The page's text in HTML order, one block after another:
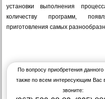
установки выполнения
количеству программ,
приготовления самых
По вопросу приобретения данного
также по всем интересующим Вас
звоните: